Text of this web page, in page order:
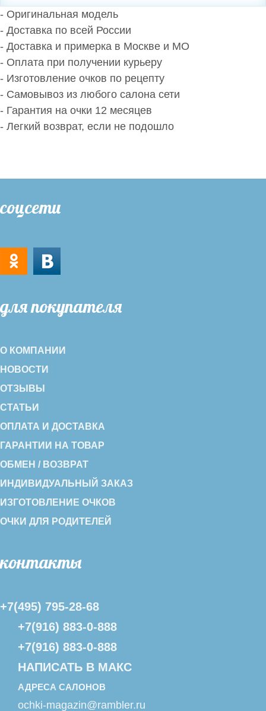
- Оригинальная модель
- Доставка по всей России
- Доставка и примерка в Москве и МО
- Оплата при получении курьеру
- Изготовление очков по рецепту
- Самовывоз из любого салона сети
- Гарантия на очки 12 месяцев
- Легкий возврат, если не подошло
соцсети
для покупателя
О КОМПАНИИ
НОВОСТИ
ОТЗЫВЫ
СТАТЬИ
ОПЛАТА И ДОСТАВКА
ГАРАНТИИ НА ТОВАР
ОБМЕН / ВОЗВРАТ
ИНДИВИДУАЛЬНЫЙ ЗАКАЗ
ИЗГОТОВЛЕНИЕ ОЧКОВ
ОЧКИ ДЛЯ РОДИТЕЛЕЙ
контакты
+7(495) 795-28-68
+7(916) 883-0-888
+7(916) 883-0-888
НАПИСАТЬ В МАКС
АДРЕСА САЛОНОВ
ochki-magazin@rambler.ru